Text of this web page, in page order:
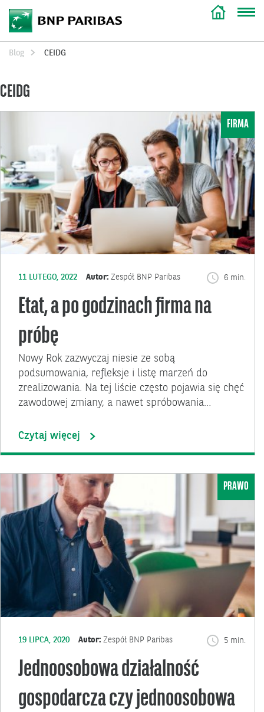
Blog CEIDG
CEIDG
FIRMA
11 LUTEGO, 2022 Autor: Zespół BNP Paribas 6 min.
Etat, a po godzinach firma na
próbę
Nowy Rok zazwyczaj niesie ze sobą
podsumowania, refleksje i listę marzeń do
zrealizowania. Na tej liście często pojawia się chęć
zawodowej zmiany, a nawet spróbowania…
Czytaj więcej
PRAWO
19 LIPCA, 2020 Autor: Zespół BNP Paribas 5 min.
Jednoosobowa działalność
gospodarcza czy jednoosobowa